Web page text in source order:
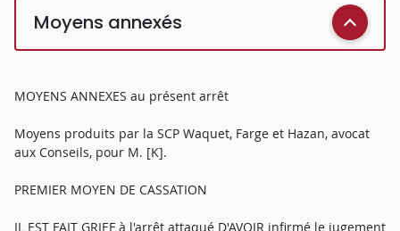
Moyens annexés
MOYENS ANNEXES au présent arrêt
Moyens produits par la SCP Waquet, Farge et Hazan, avocat
aux Conseils, pour M. [K].
PREMIER MOYEN DE CASSATION
IL EST FAIT GRIEF à l'arrêt attaqué D'AVOIR infirmé le jugement